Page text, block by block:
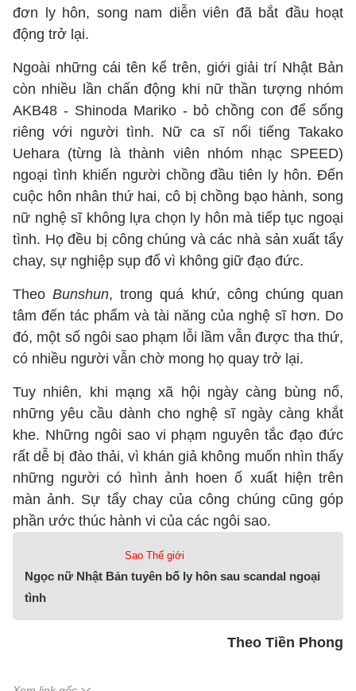
đơn ly hôn, song nam diễn viên đã bắt đầu hoạt
động trở lại.
Ngoài những cái tên kể trên, giới giải trí Nhật Bản
còn nhiều lần chấn động khi nữ thần tượng nhóm
AKB48 - Shinoda Mariko - bỏ chồng con để sống
riêng với người tình. Nữ ca sĩ nổi tiếng Takako
Uehara (từng là thành viên nhóm nhạc SPEED)
ngoại tình khiến người chồng đầu tiên ly hôn. Đến
cuộc hôn nhân thứ hai, cô bị chồng bạo hành, song
nữ nghệ sĩ không lựa chọn ly hôn mà tiếp tục ngoại
tình. Họ đều bị công chúng và các nhà sản xuất tẩy
chay, sự nghiệp sụp đổ vì không giữ đạo đức.
TheoBunshun, trong quá khứ, công chúng quan
tâm đến tác phẩm và tài năng của nghệ sĩ hơn. Do
đó, một số ngôi sao phạm lỗi lầm vẫn được tha thứ,
có nhiều người vẫn chờ mong họ quay trở lại.
Tuy nhiên, khi mạng xã hội ngày càng bùng nổ,
những yêu cầu dành cho nghệ sĩ ngày càng khắt
khe. Những ngôi sao vi phạm nguyên tắc đạo đức
rất dễ bị đào thải, vì khán giả không muốn nhìn thấy
những người có hình ảnh hoen ố xuất hiện trên
màn ảnh. Sự tẩy chay của công chúng cũng góp
phần ước thúc hành vi của các ngôi sao.
Sao Thế giới
Ngọc nữ Nhật Bản tuyên bố ly hôn sau scandal ngoại
tình
Theo Tiền Phong